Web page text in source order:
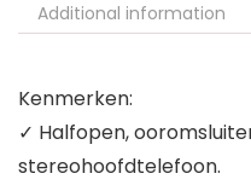
Additional information
Kenmerken:
✓ Halfopen,
stereohoofdtelefoon.